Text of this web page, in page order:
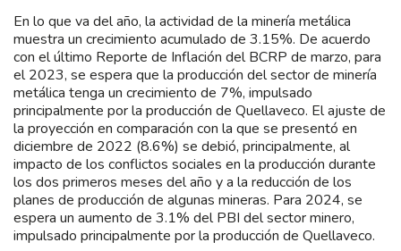
En lo que va del año, la actividad de la minería metálica
muestra un crecimiento acumulado de 3.15%. De acuerdo
con el último Reporte de Inflación del BCRP de marzo, para
el 2023, se espera que la producción del sector de minería
metálica tenga un crecimiento de 7%, impulsado
principalmente por la producción de Quellaveco. El ajuste de
la proyección en comparación con la que se presentó en
diciembre de 2022 (8.6%) se debió, principalmente, al
impacto de los conflictos sociales en la producción durante
los dos primeros meses del año y a la reducción de los
planes de producción de algunas mineras. Para 2024, se
espera un aumento de 3.1% del PBI del sector minero,
impulsado principalmente por la producción de Quellaveco.